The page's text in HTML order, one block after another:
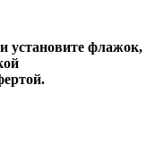
установите флажок,